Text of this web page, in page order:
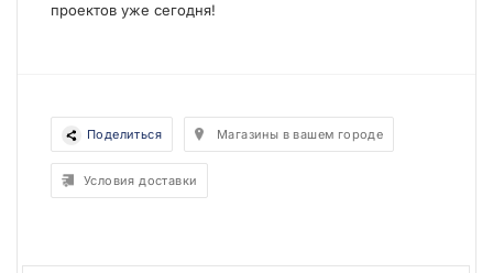
проектов уже сегодня!
Поделиться Магазины в вашем городе
Условия доставки